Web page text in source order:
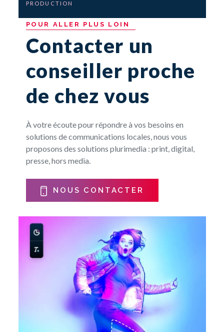
PRODUCTION
POUR ALLER PLUS LOIN
Contacter un
conseiller proche
de chez vous
À votre écoute pour répondre à vos besoins en
solutions de communications locales, nous vous
proposons des solutions plurimedia : print, digital,
presse, hors media.
NOUS CONTACTER